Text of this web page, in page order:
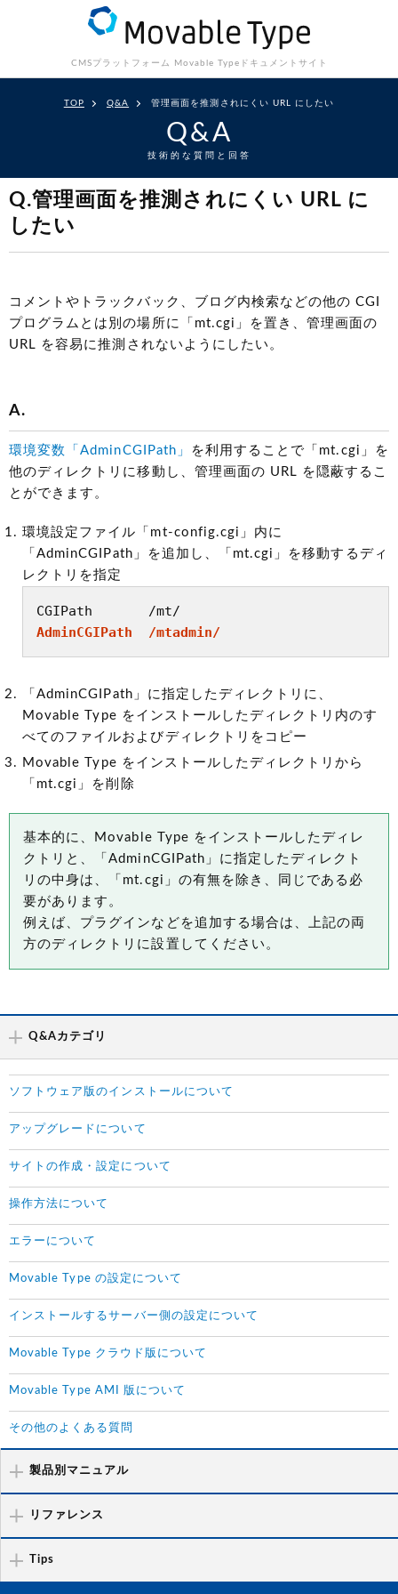
CMSプラットフォーム Movable Type ドキュメントサイト
TOP Q&A 管理画面を推測されにくい URL にしたい
Q&A
技術的な質問と回答
Q.管理画面を推測されにくい URL に
したい
コメントやトラックバック、ブログ内検索などの他の CGI
プログラムとは別の場所に「mt.cgi」を置き、管理画面の
URL を容易に推測されないようにしたい。
A.
環境変数「AdminCGIPath」
を利用することで「mt.cgi」を
他のディレクトリに移動し、管理画面の URL を隠蔽するこ
とができます。
環境設定ファイル「mt-config.cgi」内に
「AdminCGIPath」を追加し、「mt.cgi」を移動するディ
レクトリを指定
AdminCGIPath  /mtadmin/
「AdminCGIPath」に指定したディレクトリに、
Movable Type をインストールしたディレクトリ内のす
べてのファイルおよびディレクトリをコピー
Movable Type をインストールしたディレクトリから
「mt.cgi」を削除
基本的に、Movable Type をインストールしたディレ
クトリと、「AdminCGIPath」に指定したディレクト
リの中身は、「mt.cgi」の有無を除き、同じである必
要があります。
例えば、プラグインなどを追加する場合は、上記の両
方のディレクトリに設置してください。
Q&Aカテゴリ
ソフトウェア版のインストールについて
アップグレードについて
サイトの作成・設定について
操作方法について
エラーについて
Movable Type の設定について
インストールするサーバー側の設定について
Movable Type クラウド版について
Movable Type AMI 版について
その他のよくある質問
製品別マニュアル
リファレンス
Tips